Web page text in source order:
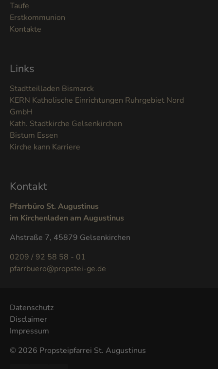
Taufe
Erstkommunion
Kontakte
Links
Stadtteilladen Bismarck
KERN Katholische Einrichtungen Ruhrgebiet Nord
GmbH
Kath. Stadtkirche Gelsenkirchen
Bistum Essen
Kirche kann Karriere
Kontakt
Pfarrbüro St. Augustinus
im Kirchenladen am Augustinus
Ahstraße 7, 45879 Gelsenkirchen
0209 / 92 58 58 - 01
pfarrbuero@propstei-ge.de
Datenschutz
Disclaimer
Impressum
© 2026 Propsteipfarrei St. Augustinus